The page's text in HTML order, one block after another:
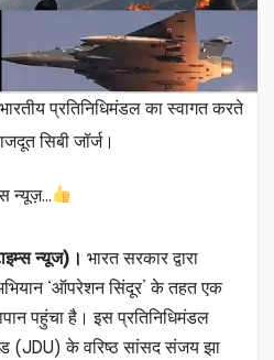
प्रतिनिधिमंडल का स्वागत करते
सिबी जॉर्ज।
न्यूज़…
न्यूज)। भारत सरकार द्वारा
‘ऑपरेशन सिंदूर’ के तहत एक
पहुंचा है। इस प्रतिनिधिमंडल
(JDU) के वरिष्ठ सांसद संजय झा